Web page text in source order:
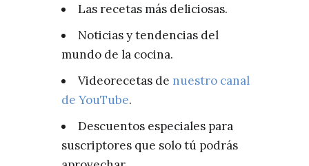
Las recetas más deliciosas.
Noticias y tendencias del
mundo de la cocina.
Videorecetas de nuestro canal
de YouTube.
Descuentos especiales para
suscriptores que solo tú podrás